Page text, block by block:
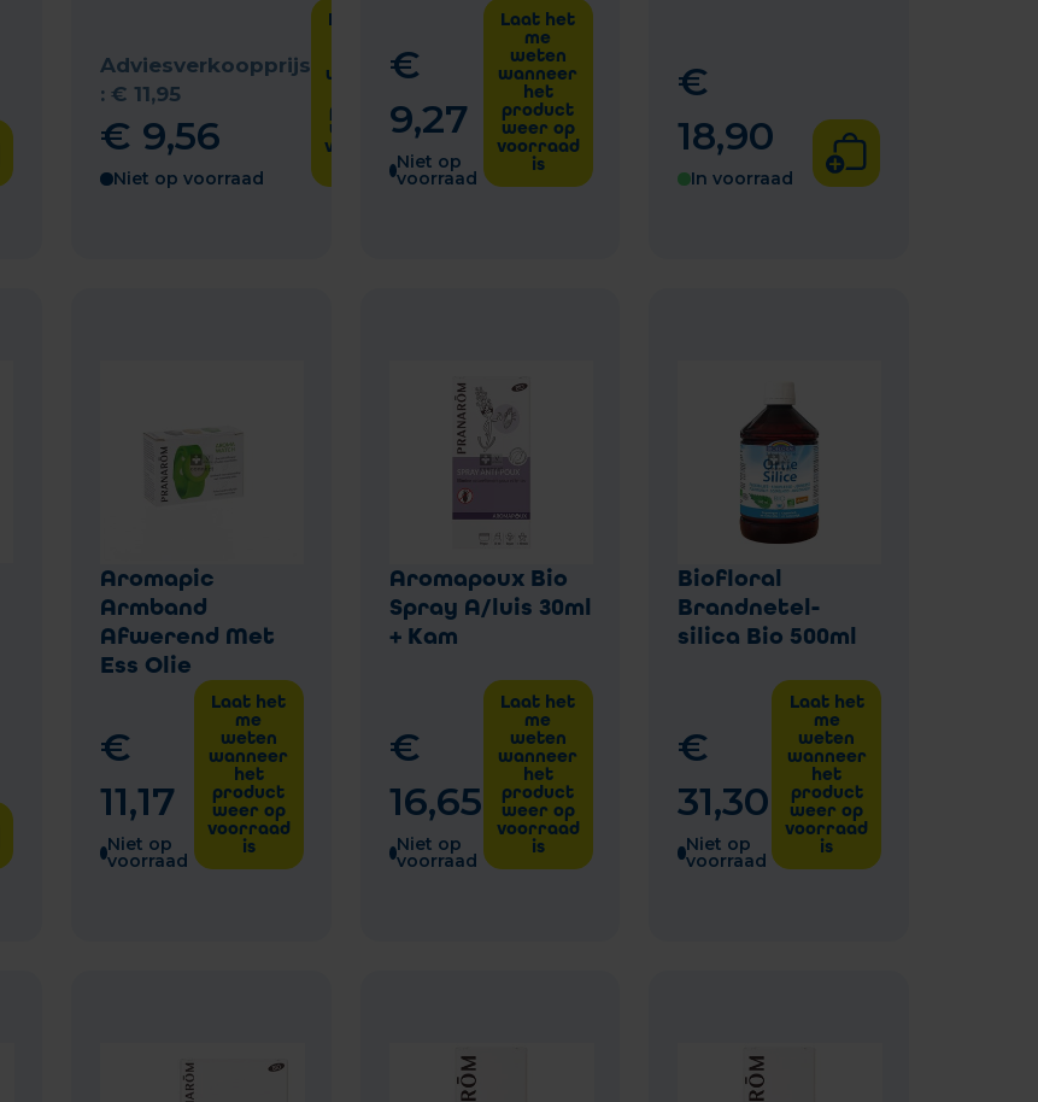
Adviesverkoopprijs
: € 11,95
€ 9,56
Niet op voorraad
Laat het
weten
wanneer
product
weer op
voorraad
€
9,27
Niet op
voorraad
Laat het
me
weten
wanneer
het
product
weer op
voorraad
is
€
18,90
In voorraad
Aromapic
Armband
Afwerend Met
Ess Olie
€
11,17
Niet op
voorraad
Laat het
me
weten
wanneer
het
product
weer op
voorraad
is
Aromapoux Bio
Spray A/luis 30ml
+ Kam
€
16,65
Niet op
voorraad
Laat het
me
weten
wanneer
het
product
weer op
voorraad
is
Biofloral
Brandnetel-
silica Bio 500ml
€
31,30
Niet op
voorraad
Laat het
me
weten
wanneer
het
product
weer op
voorraad
is